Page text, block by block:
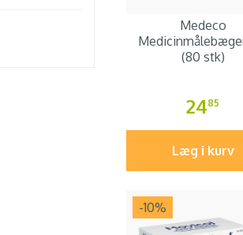
Medeco
(80 stk)
2485
Læg i kurv
-10%